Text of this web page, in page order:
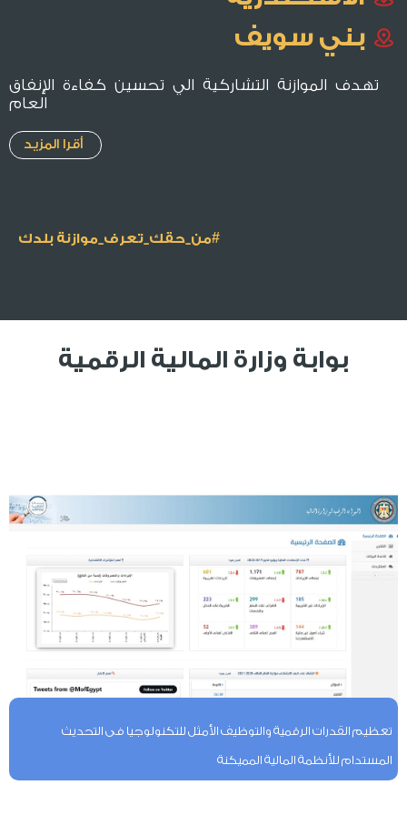
بني سويف
تهدف الموازنة التشاركية الي تحسين كفاءة الإنفاق
العام
أقرا المزيد
#من_حقك_تعرف_موازنة بلدك
بوابة وزارة المالية الرقمية
تعظيم القدرات الرقمية والتوظيف الأمثل للتكنولوجيا فى التحديث
المستدام للأنظمة المالية المميكنة